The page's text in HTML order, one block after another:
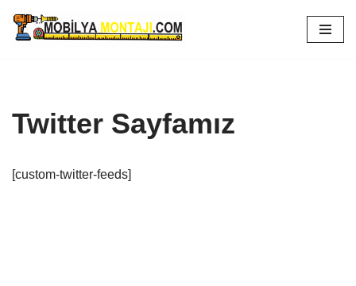
İçeriğe
Twitter Sayfamız
[custom-twitter-feeds]